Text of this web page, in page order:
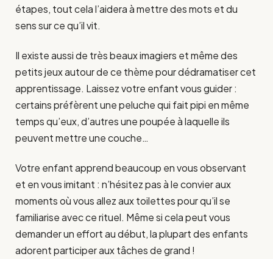
étapes, tout cela l’aidera à mettre des mots et du
sens sur ce qu’il vit.
Il existe aussi de très beaux imagiers et même des
petits jeux autour de ce thème pour dédramatiser cet
apprentissage. Laissez votre enfant vous guider :
certains préfèrent une peluche qui fait pipi en même
temps qu’eux, d’autres une poupée à laquelle ils
peuvent mettre une couche…
Votre enfant apprend beaucoup en vous observant
et en vous imitant : n’hésitez pas à le convier aux
moments où vous allez aux toilettes pour qu’il se
familiarise avec ce rituel. Même si cela peut vous
demander un effort au début, la plupart des enfants
adorent participer aux tâches de grand !